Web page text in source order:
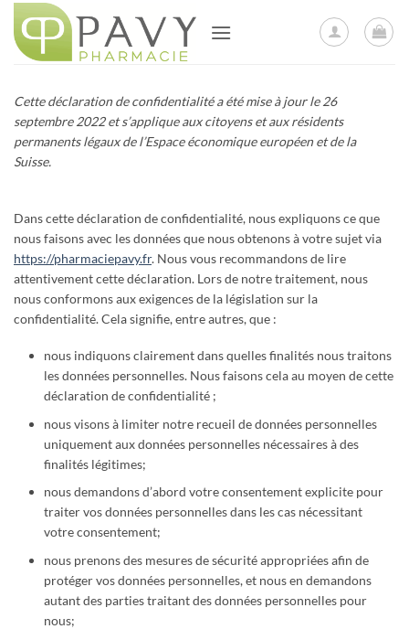
au
contenu
Cette déclaration de confidentialité a été mise à jour le 26
septembre 2022 et s’applique aux citoyens et aux résidents
permanents légaux de l’Espace économique européen et de la
Suisse.
Dans cette déclaration de confidentialité, nous expliquons ce que
nous faisons avec les données que nous obtenons à votre sujet via
https://pharmaciepavy.fr. Nous vous recommandons de lire
attentivement cette déclaration. Lors de notre traitement, nous
nous conformons aux exigences de la législation sur la
confidentialité. Cela signifie, entre autres, que :
nous indiquons clairement dans quelles finalités nous traitons
les données personnelles. Nous faisons cela au moyen de cette
déclaration de confidentialité ;
nous visons à limiter notre recueil de données personnelles
uniquement aux données personnelles nécessaires à des
finalités légitimes;
nous demandons d’abord votre consentement explicite pour
traiter vos données personnelles dans les cas nécessitant
votre consentement;
nous prenons des mesures de sécurité appropriées afin de
protéger vos données personnelles, et nous en demandons
autant des parties traitant des données personnelles pour
nous;